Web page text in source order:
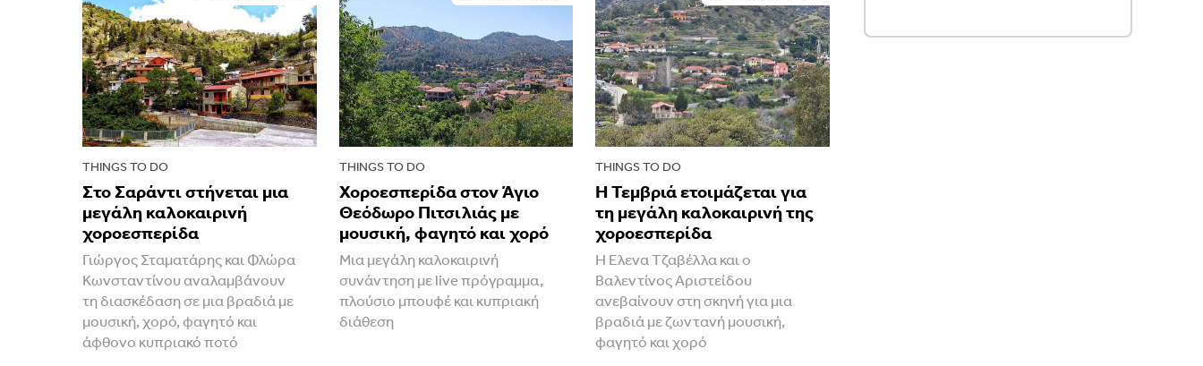
THINGS TO DO
Στο Σαράντι στήνεται μια
μεγάλη καλοκαιρινή
χοροεσπερίδα
Γιώργος Σταματάρης και Φλώρα
Κωνσταντίνου αναλαμβάνουν
τη διασκέδαση σε μια βραδιά με
μουσική, χορό, φαγητό και
άφθονο κυπριακό ποτό
THINGS TO DO
Χοροεσπερίδα στον Άγιο
Θεόδωρο Πιτσιλιάς με
μουσική, φαγητό και χορό
Μια μεγάλη καλοκαιρινή
συνάντηση με live πρόγραμμα,
πλούσιο μπουφέ και κυπριακή
διάθεση
THINGS TO DO
Η Τεμβριά ετοιμάζεται για
τη μεγάλη καλοκαιρινή της
χοροεσπερίδα
Η Έλενα Τζαβέλλα και ο
Βαλεντίνος Αριστείδου
ανεβαίνουν στη σκηνή για μια
βραδιά με ζωντανή μουσική,
φαγητό και χορό